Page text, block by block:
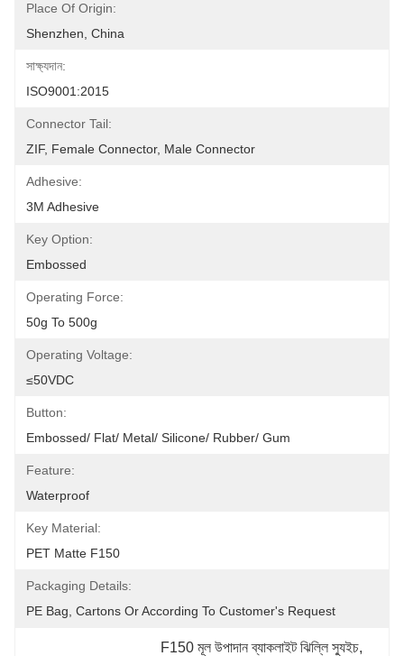
Place Of Origin:
Shenzhen, China
সাক্ষ্যদান:
ISO9001:2015
Connector Tail:
ZIF, Female Connector, Male Connector
Adhesive:
3M Adhesive
Key Option:
Embossed
Operating Force:
50g To 500g
Operating Voltage:
≤50VDC
Button:
Embossed/ Flat/ Metal/ Silicone/ Rubber/ Gum
Feature:
Waterproof
Key Material:
PET Matte F150
Packaging Details:
PE Bag, Cartons Or According To Customer's Request
F150 মূল উপাদান ব্যাকলাইট ঝিল্লি স্যুইচ,